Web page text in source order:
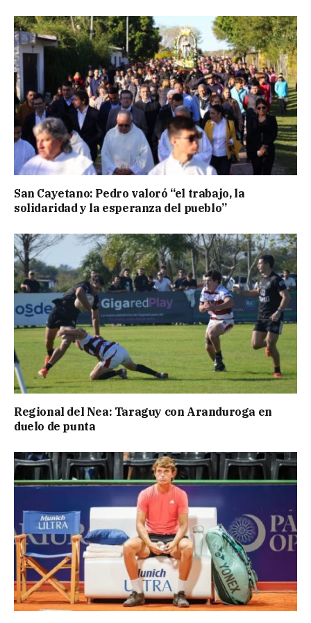
San Cayetano: Pedro valoró “el trabajo, la
solidaridad y la esperanza del pueblo”
Regional del Nea: Taraguy con Aranduroga en
duelo de punta